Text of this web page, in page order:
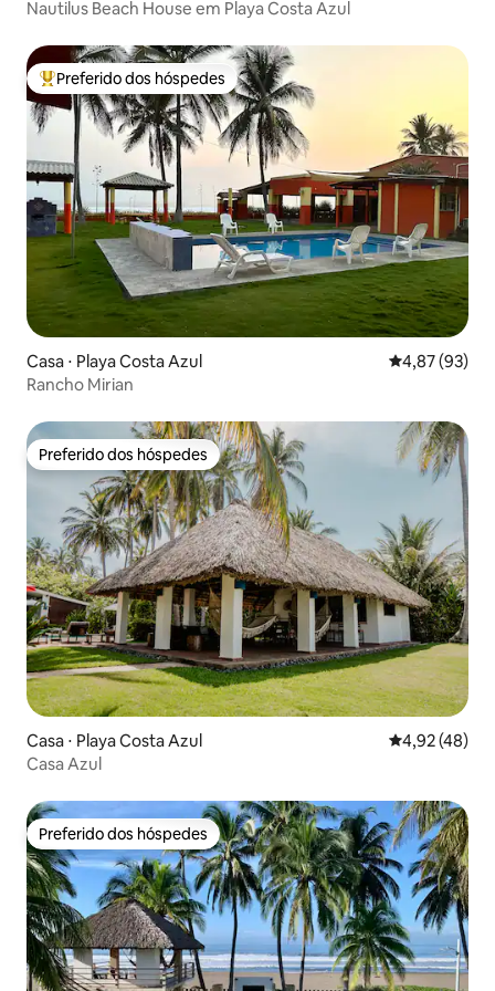
Nautilus Beach House em Playa Costa Azul
Entre os melhores preferidos dos hóspedes
Preferido dos hóspedes
Casa ⋅ Playa Costa Azul 4,87 de uma
4,87 (93)
Rancho Mirian
Preferido dos hóspedes
Preferido dos hóspedes
Casa ⋅ Playa Costa Azul 4,92 de uma
4,92 (48)
Casa Azul
Preferido dos hóspedes
Preferido dos hóspedes